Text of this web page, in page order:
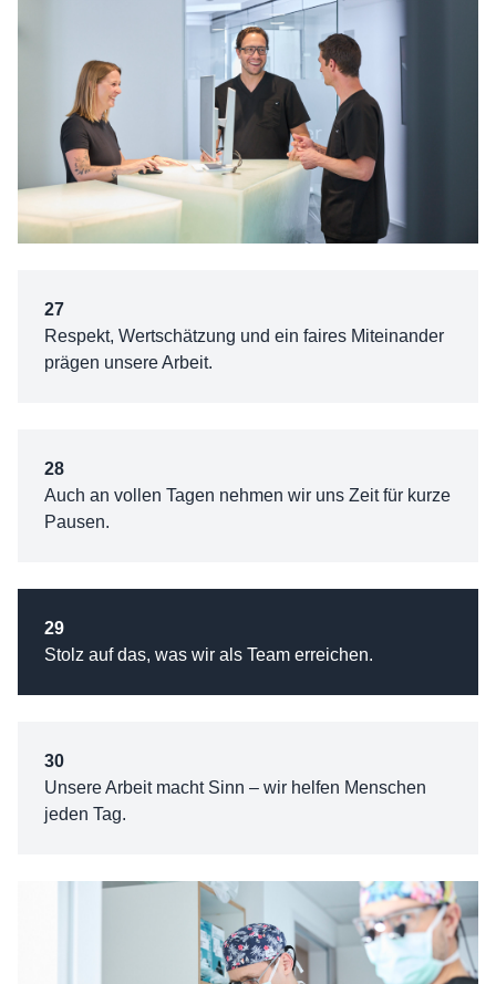
27
Respekt, Wertschätzung und ein faires Miteinander
prägen unsere Arbeit.
28
Auch an vollen Tagen nehmen wir uns Zeit für kurze
Pausen.
29
Stolz auf das, was wir als Team erreichen.
30
Unsere Arbeit macht Sinn – wir helfen Menschen
jeden Tag.